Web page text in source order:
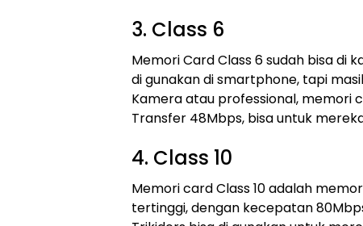
3. Class 6
Memori Card Class 6 sudah bisa di
di gunakan di smartphone, tapi
Kamera atau professional, memori
Transfer 48Mbps, bisa untuk
4. Class 10
Memori card Class 10 adalah
tertinggi, dengan kecepatan